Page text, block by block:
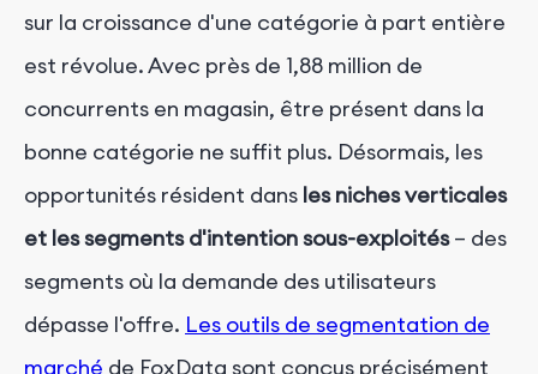
sur la croissance d'une catégorie à part entière
est révolue. Avec près de 1,88 million de
concurrents en magasin, être présent dans la
bonne catégorie ne suffit plus. Désormais, les
opportunités résident dans les niches verticales
et les segments d'intention sous-exploités– des
segments où la demande des utilisateurs
dépasse l'offre. Les outils de segmentation de
marché de FoxData sont conçus précisément